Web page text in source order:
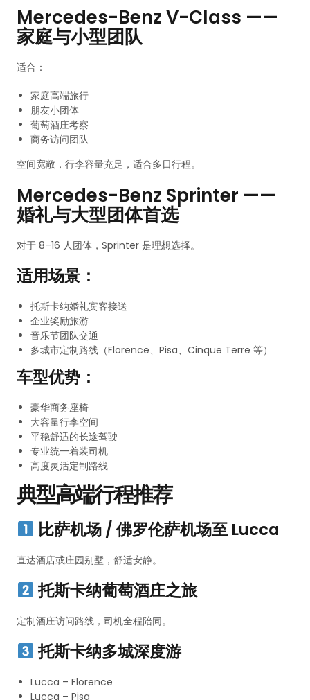
Mercedes-Benz V-Class ——
家庭与小型团队
适合：
家庭高端旅行
朋友小团体
葡萄酒庄考察
商务访问团队
空间宽敞，行李容量充足，适合多日行程。
Mercedes-Benz Sprinter ——
婚礼与大型团体首选
对于 8–16 人团体，Sprinter 是理想选择。
适用场景：
托斯卡纳婚礼宾客接送
企业奖励旅游
音乐节团队交通
多城市定制路线（Florence、Pisa、Cinque Terre 等）
车型优势：
豪华商务座椅
大容量行李空间
平稳舒适的长途驾驶
专业统一着装司机
高度灵活定制路线
典型高端行程推荐
比萨机场 / 佛罗伦萨机场至 Lucca
直达酒店或庄园别墅，舒适安静。
托斯卡纳葡萄酒庄之旅
定制酒庄访问路线，司机全程陪同。
托斯卡纳多城深度游
Lucca – Florence
Lucca – Pisa